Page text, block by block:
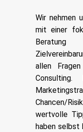
Wir nehmen
mit einer
allen
Chancen/
wertvolle
haben selbst